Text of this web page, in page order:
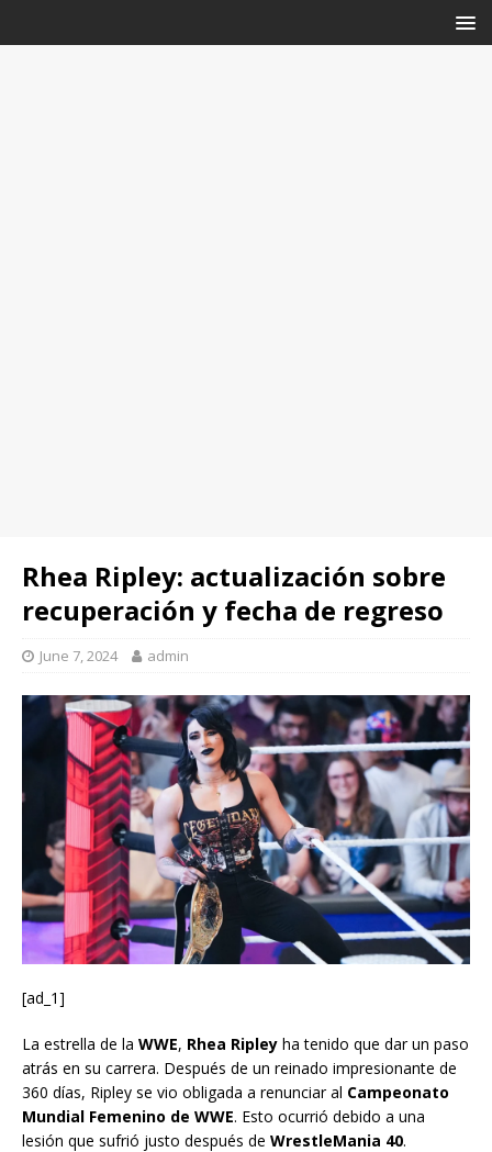
Rhea Ripley: actualización sobre
recuperación y fecha de regreso
June 7, 2024 admin
[ad_1]
La estrella de la WWE, Rhea Ripley ha tenido que dar un paso
atrás en su carrera. Después de un reinado impresionante de
360 días, Ripley se vio obligada a renunciar al Campeonato
Mundial Femenino de WWE. Esto ocurrió debido a una
lesión que sufrió justo después de WrestleMania 40.